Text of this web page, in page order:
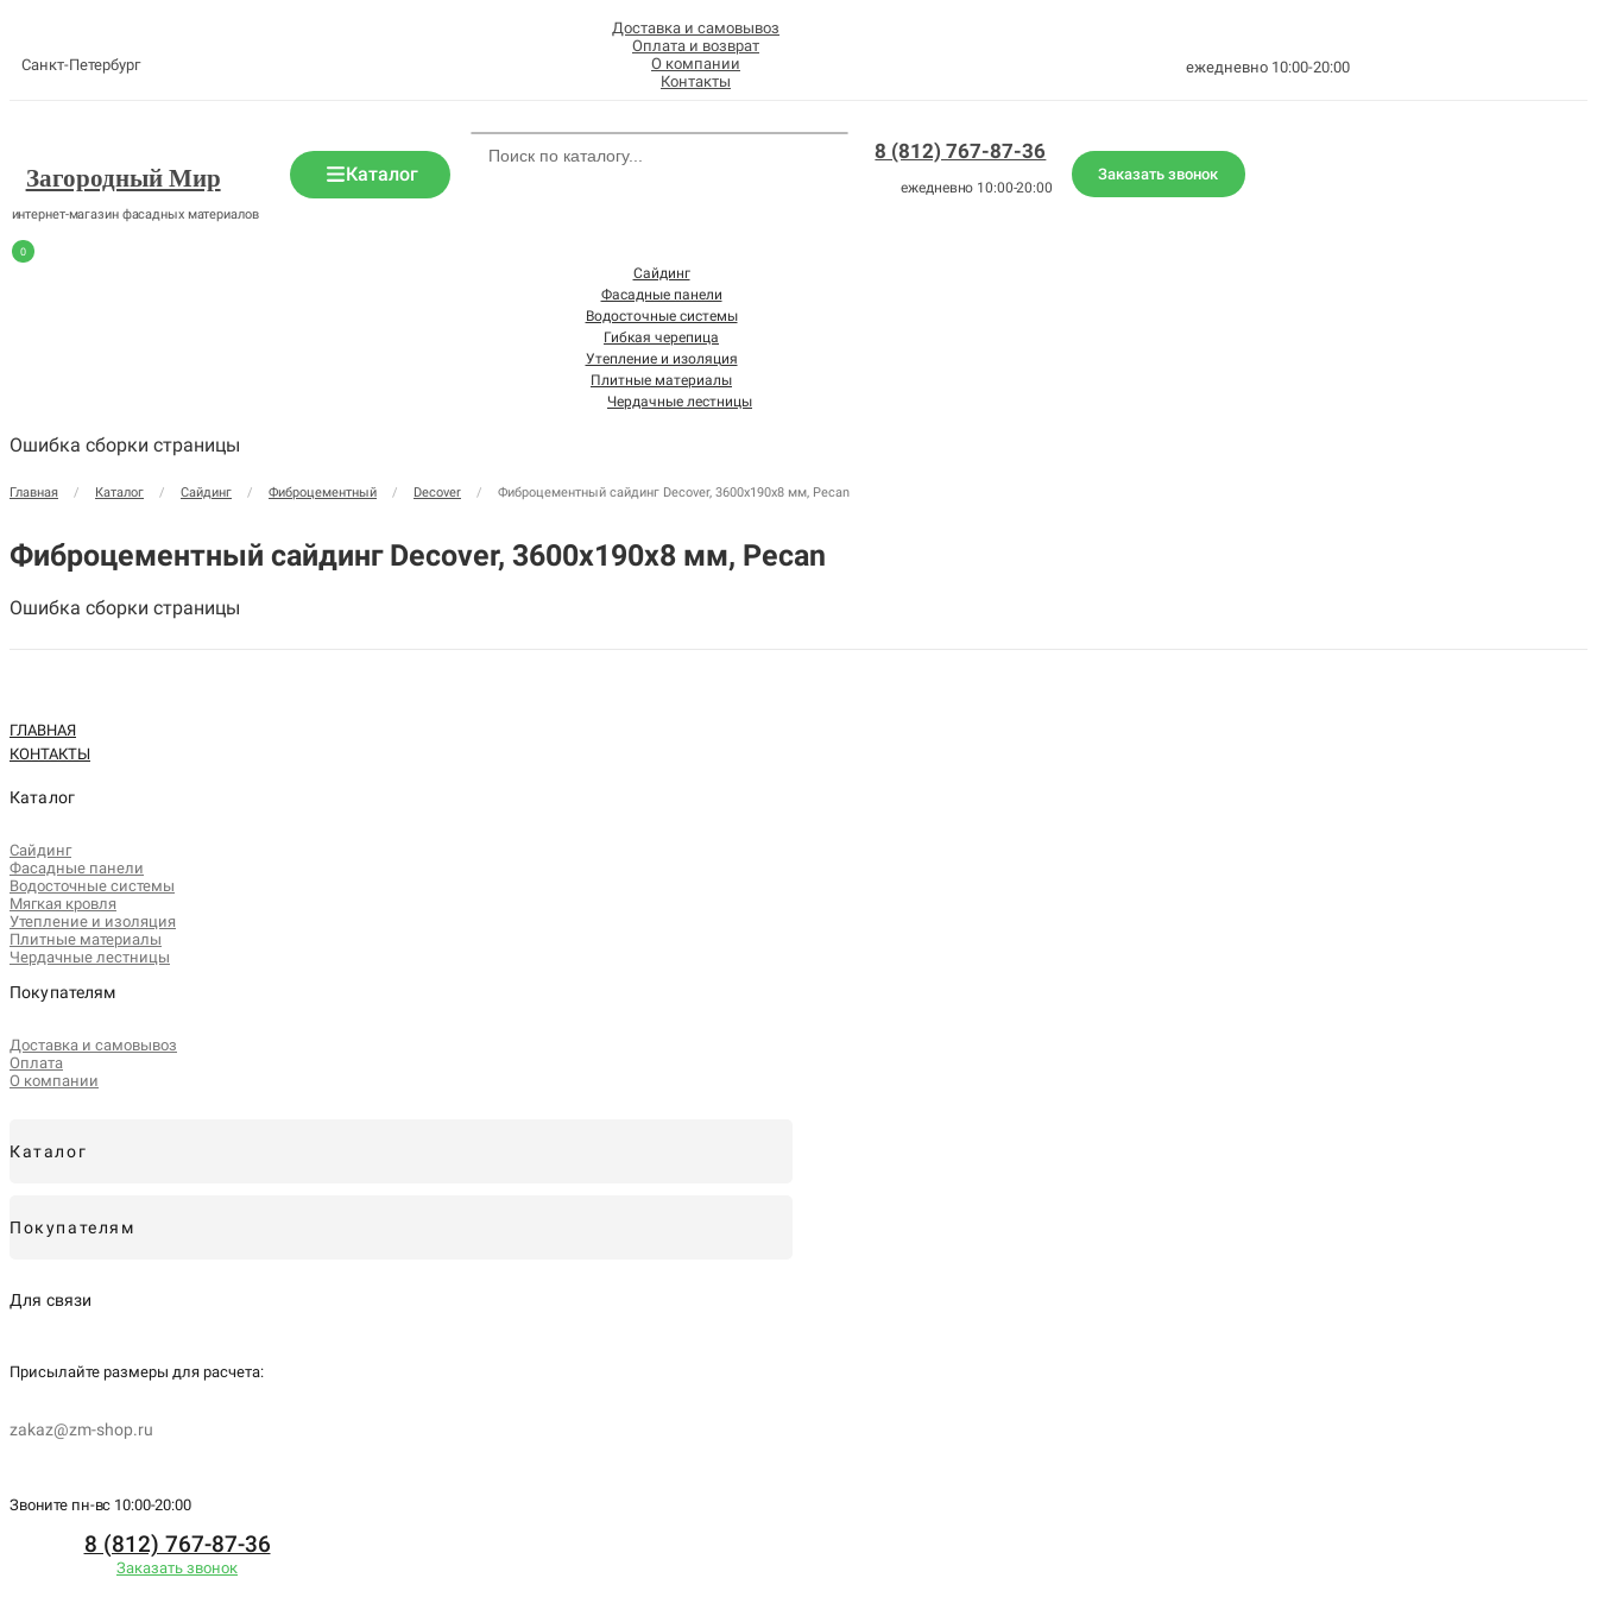
Санкт-Петербург
Доставка и самовывоз
Оплата и возврат
О компании
Контакты
ежедневно 10:00-20:00
Загородный Мир
интернет-магазин фасадных материалов
Каталог
8 (812) 767-87-36
ежедневно 10:00-20:00
Заказать звонок
0
Сайдинг
Фасадные панели
Водосточные системы
Гибкая черепица
Утепление и изоляция
Плитные материалы
Чердачные лестницы
Ошибка сборки страницы
Главная / Каталог / Сайдинг / Фиброцементный / Decover / Фиброцементный сайдинг Decover, 3600х190х8 мм, Pecan
Фиброцементный сайдинг Decover, 3600х190х8 мм, Pecan
Ошибка сборки страницы
ГЛАВНАЯ
КОНТАКТЫ
Каталог
Сайдинг
Фасадные панели
Водосточные системы
Мягкая кровля
Утепление и изоляция
Плитные материалы
Чердачные лестницы
Покупателям
Доставка и самовывоз
Оплата
О компании
Каталог
Покупателям
Для связи
Присылайте размеры для расчета:
zakaz@zm-shop.ru
Звоните пн-вс 10:00-20:00
8 (812) 767-87-36
Заказать звонок